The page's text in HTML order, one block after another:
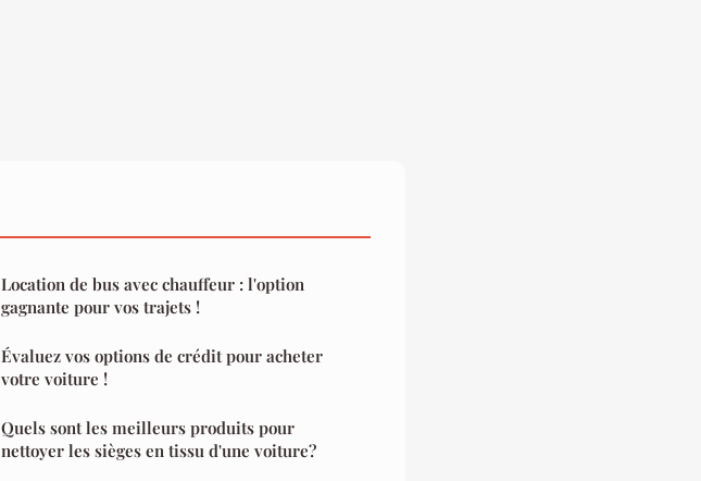
Location de bus avec chauffeur : l'option
gagnante pour vos trajets !
Évaluez vos options de crédit pour acheter
votre voiture !
Quels sont les meilleurs produits pour
nettoyer les sièges en tissu d'une voiture?